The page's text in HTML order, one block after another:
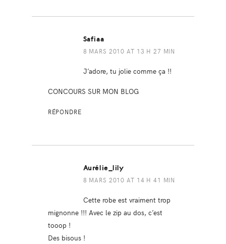
Safiaa
8 MARS 2010 AT 13 H 27 MIN
J’adore, tu jolie comme ça !!
CONCOURS SUR MON BLOG
RÉPONDRE
Aurélie_lily
8 MARS 2010 AT 14 H 41 MIN
Cette robe est vraiment trop
mignonne !!! Avec le zip au dos, c’est
tooop !
Des bisous !